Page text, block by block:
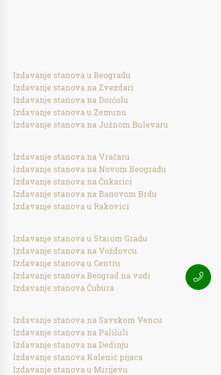
Izdavanje stanova u Beogradu
Izdavanje stanova na Zvezdari
Izdavanje stanova na Dorćolu
Izdavanje stanova u Zemunu
Izdavanje stanova na Južnom Bulevaru
Izdavanje stanova na Vračaru
Izdavanje stanova na Novom Beogradu
Izdavanje stanova na Čukarici
Izdavanje stanova na Banovom Brdu
Izdavanje stanova u Rakovici
Izdavanje stanova u Starom Gradu
Izdavanje stanova na Voždovcu
Izdavanje stanova u Centru
Izdavanje stanova Beograd na vodi
Izdavanje stanova Čubura
Izdavanje stanova na Savskom Vencu
Izdavanje stanova na Paliluli
Izdavanje stanova na Dedinju
Izdavanje stanova Kalenić pijaca
Izdavanje stanova u Mirijevu